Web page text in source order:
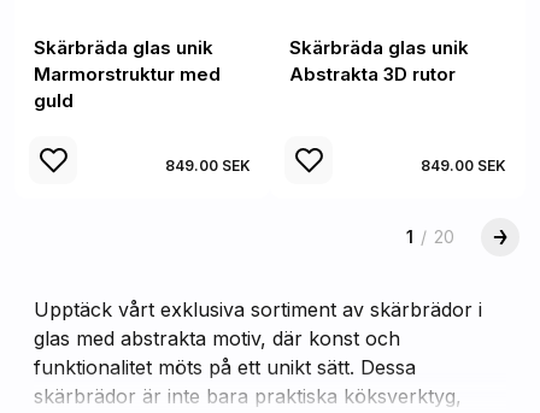
Skärbräda glas unik
Marmorstruktur med
guld
849.00 SEK
Skärbräda glas unik
Abstrakta 3D rutor
849.00 SEK
1 / 20
Upptäck vårt exklusiva sortiment av skärbrädor i
glas med abstrakta motiv, där konst och
funktionalitet möts på ett unikt sätt. Dessa
skärbrädor är inte bara praktiska köksverktyg,